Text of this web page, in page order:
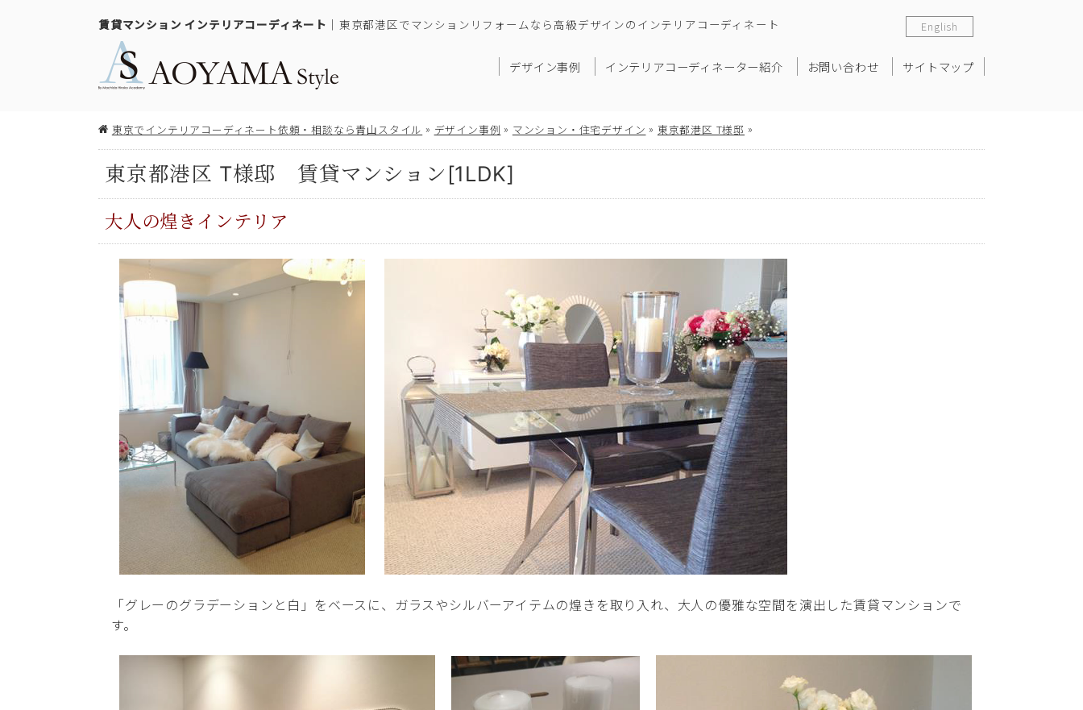
賃貸マンション インテリアコーディネート ｜東京都港区でマンションリフォームなら高級デザインのインテリアコーディネート
デザイン事例 インテリアコーディネーター紹介 お問い合わせ サイトマップ
English
東京でインテリアコーディネート依頼・相談なら青山スタイル » デザイン事例 » マンション・住宅デザイン » 東京都港区 T様邸 »
東京都港区 T様邸 賃貸マンション[1LDK]
大人の煌きインテリア
「グレーのグラデーションと白」をベースに、ガラスやシルバーアイテムの煌きを取り入れ、大人の優雅な空間を演出した賃貸マンションで
す。